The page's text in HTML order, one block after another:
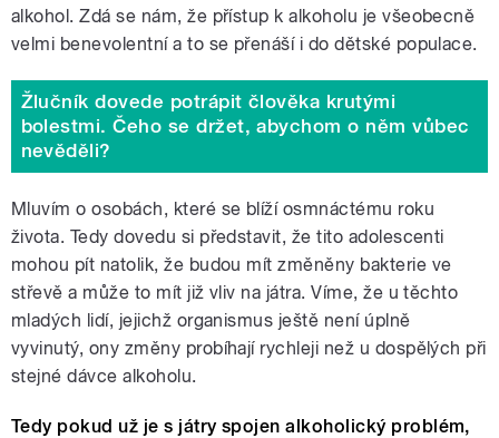
alkohol. Zdá se nám, že přístup k alkoholu je všeobecně
velmi benevolentní a to se přenáší i do dětské populace.
Žlučník dovede potrápit člověka krutými
bolestmi. Čeho se držet, abychom o něm vůbec
nevěděli?
Mluvím o osobách, které se blíží osmnáctému roku
života. Tedy dovedu si představit, že tito adolescenti
mohou pít natolik, že budou mít změněny bakterie ve
střevě a může to mít již vliv na játra. Víme, že u těchto
mladých lidí, jejichž organismus ještě není úplně
vyvinutý, ony změny probíhají rychleji než u dospělých při
stejné dávce alkoholu.
Tedy pokud už je s játry spojen alkoholický problém,